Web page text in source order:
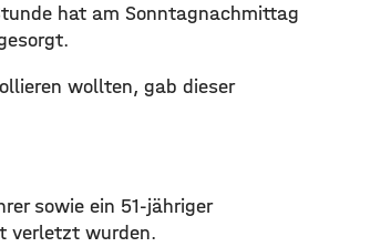
hat am Sonntagnachmittag
wollten, gab dieser
sowie ein 51-jähriger
verletzt wurden.